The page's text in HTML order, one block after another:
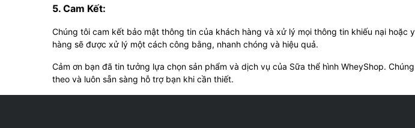
5. Cam Kết:
Chúng tôi cam kết bảo mật thông tin của khách hàng và xử lý mọi thông tin khiếu nại
hàng sẽ được xử lý một cách công bằng, nhanh chóng và hiệu quả.
Cảm ơn bạn đã tin tưởng lựa chọn sản phẩm và dịch vụ của Sữa thể hình WheyShop.
theo và luôn sẵn sàng hỗ trợ bạn khi cần thiết.